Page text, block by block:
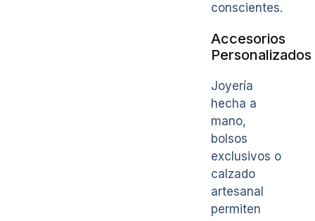
conscientes.
Accesorios
Personalizados
Joyería
hecha a
mano,
bolsos
exclusivos o
calzado
artesanal
permiten